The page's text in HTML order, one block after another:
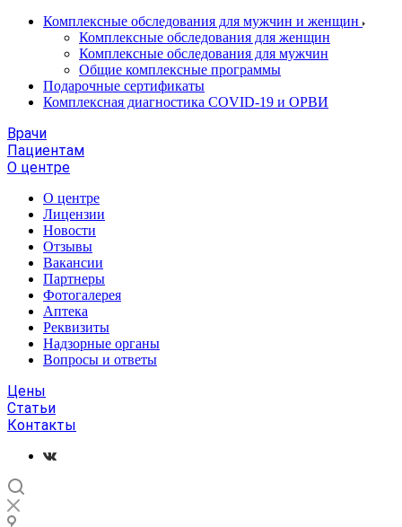
Комплексные обследования для мужчин и женщин
Комплексные обследования для женщин
Комплексные обследования для мужчин
Общие комплексные программы
Подарочные сертификаты
Комплексная диагностика COVID-19 и ОРВИ
Врачи
Пациентам
О центре
О центре
Лицензии
Новости
Отзывы
Вакансии
Партнеры
Фотогалерея
Аптека
Реквизиты
Надзорные органы
Вопросы и ответы
Цены
Статьи
Контакты